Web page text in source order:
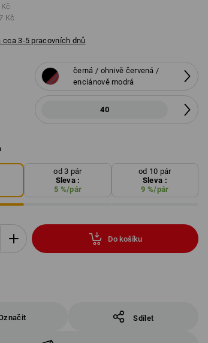
Kč
cca 3-5 pracovních dnů
černá / ohnivě červená /
enciánově modrá
40
od 3 pár
Sleva :
5 %/pár
od 10 pár
Sleva :
9 %/pár
Do košíku
Sdílet